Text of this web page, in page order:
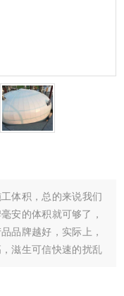
体积，总的来说我们
安的体积就可够了，
品牌越好，实际上，
滋生可信快速的扰乱